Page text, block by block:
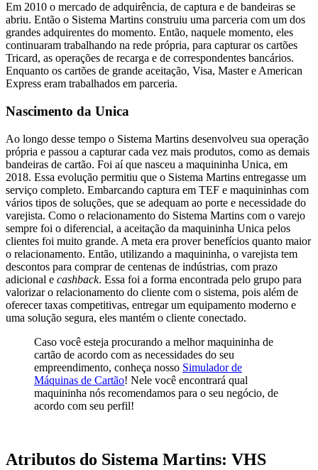
Em 2010 o mercado de adquirência, de captura e de bandeiras se
abriu. Então o Sistema Martins construiu uma parceria com um dos
grandes adquirentes do momento. Então, naquele momento, eles
continuaram trabalhando na rede própria, para capturar os cartões
Tricard, as operações de recarga e de correspondentes bancários.
Enquanto os cartões de grande aceitação, Visa, Master e American
Express eram trabalhados em parceria.
Nascimento da Unica
Ao longo desse tempo o Sistema Martins desenvolveu sua operação
própria e passou a capturar cada vez mais produtos, como as demais
bandeiras de cartão. Foi aí que nasceu a maquininha Unica, em
2018. Essa evolução permitiu que o Sistema Martins entregasse um
serviço completo. Embarcando captura em TEF e maquininhas com
vários tipos de soluções, que se adequam ao porte e necessidade do
varejista. Como o relacionamento do Sistema Martins com o varejo
sempre foi o diferencial, a aceitação da maquininha Unica pelos
clientes foi muito grande. A meta era prover benefícios quanto maior
o relacionamento. Então, utilizando a maquininha, o varejista tem
descontos para comprar de centenas de indústrias, com prazo
adicional e cashback. Essa foi a forma encontrada pelo grupo para
valorizar o relacionamento do cliente com o sistema, pois além de
oferecer taxas competitivas, entregar um equipamento moderno e
uma solução segura, eles mantém o cliente conectado.
Caso você esteja procurando a melhor maquininha de
cartão de acordo com as necessidades do seu
empreendimento, conheça nosso Simulador de
Máquinas de Cartão! Nele você encontrará qual
maquininha nós recomendamos para o seu negócio, de
acordo com seu perfil!
Atributos do Sistema Martins: VHS